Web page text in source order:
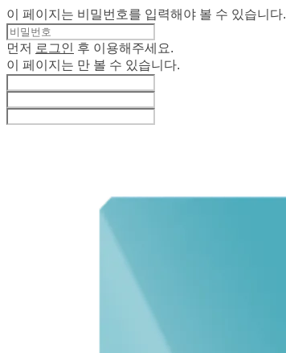
이 페이지는 비밀번호를 입력해야 볼 수 있습니다.
먼저 로그인
후 이용해주세요.
이 페이지는 만 볼 수 있습니다.